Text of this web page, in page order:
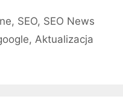
, SEO, SEO News
, Aktualizacja